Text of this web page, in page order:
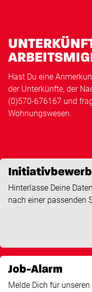
Hast Du eine
der Unterkünfte, der
(0)570-676167 und
Wohnungswesen.
Hinterlasse Deine
nach einer passenden
Job-Alarm
Melde Dich für